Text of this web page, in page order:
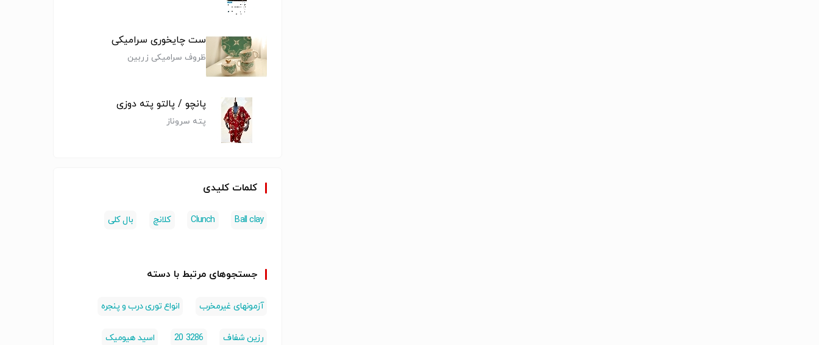
ست چایخوری سرامیکی
ظروف سرامیکی زربین
پانچو / پالتو پته دوزی
پته سروناز
کلمات کلیدی
Ball clay
Clunch کلانچ بال کلی
جستجوهای مرتبط با دسته
آزمونهای غیرمخرب انواع توری درب و پنجره
رزین شفاف 3286 20 اسید هیومیک